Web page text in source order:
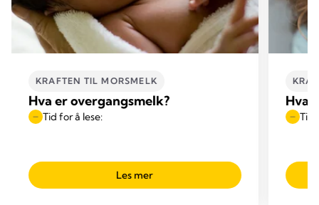
KRAFTEN TIL MORSMELK
Hva er overgangsmelk?
Tid for å lese:
Les mer
Hva
Tid